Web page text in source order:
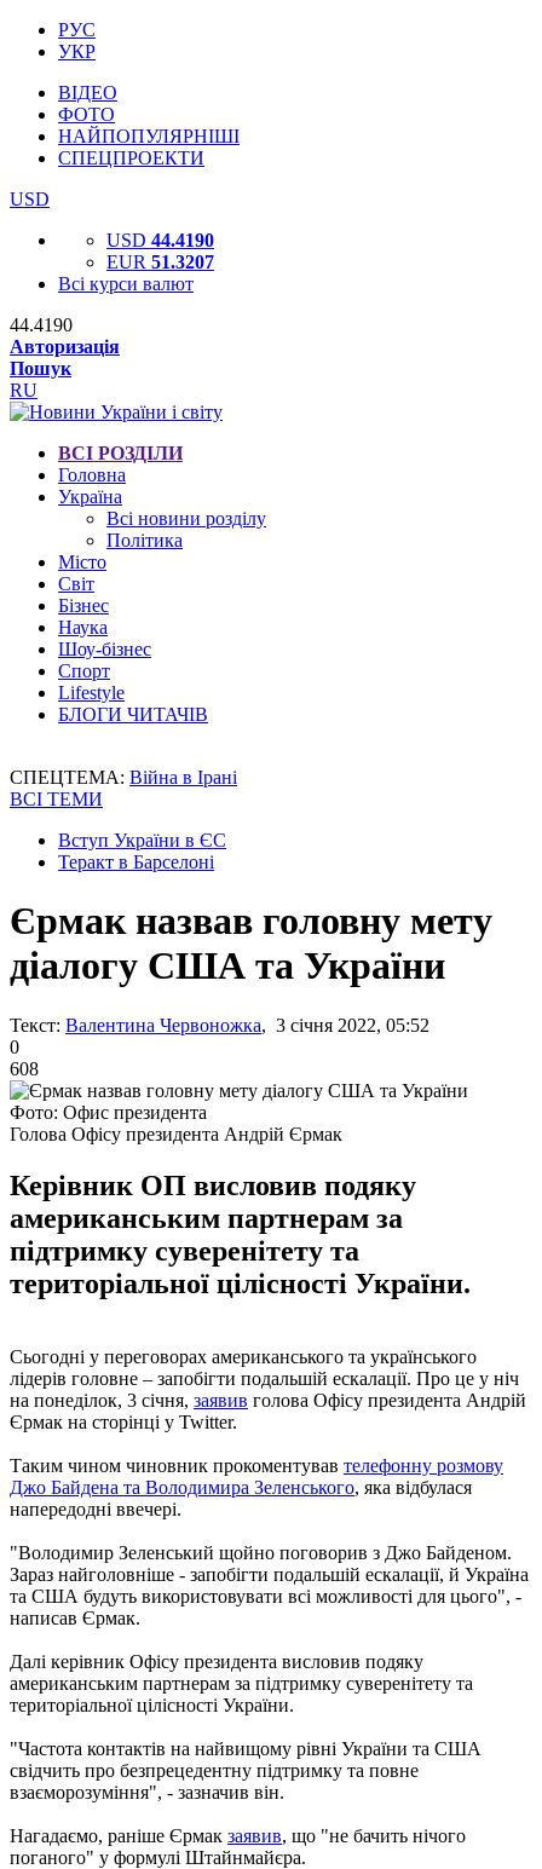
РУС
УКР
ВІДЕО
ФОТО
НАЙПОПУЛЯРНІШІ
СПЕЦПРОЕКТИ
USD
USD 44.4190
EUR 51.3207
Всі курси валют
44.4190
Авторизація
Пошук
RU
ВСІ РОЗДІЛИ
Головна
Україна
Всі новини розділу
Політика
Місто
Світ
Бізнес
Наука
Шоу-бізнес
Спорт
Lifestyle
БЛОГИ ЧИТАЧІВ
СПЕЦТЕМА: Війна в Ірані
ВСІ ТЕМИ
Вступ України в ЄС
Теракт в Барселоні
Єрмак назвав головну мету
діалогу США та України
Текст: Валентина Червоножка, 3 січня 2022, 05:52
0
608
Фото: Офис президента
Голова Офісу президента Андрій Єрмак
Керівник ОП висловив подяку
американським партнерам за
підтримку суверенітету та
територіальної цілісності України.
Сьогодні у переговорах американського та українського
лідерів головне – запобігти подальшій ескалації. Про це у ніч
на понеділок, 3 січня, заявив голова Офісу президента Андрій
Єрмак на сторінці у Twitter.
Таким чином чиновник прокоментував телефонну розмову
Джо Байдена та Володимира Зеленського, яка відбулася
напередодні ввечері.
"Володимир Зеленський щойно поговорив з Джо Байденом.
Зараз найголовніше - запобігти подальшій ескалації, й Україна
та США будуть використовувати всі можливості для цього", -
написав Єрмак.
Далі керівник Офісу президента висловив подяку
американським партнерам за підтримку суверенітету та
територіальної цілісності України.
"Частота контактів на найвищому рівні України та США
свідчить про безпрецедентну підтримку та повне
взаєморозуміння", - зазначив він.
Нагадаємо, раніше Єрмак заявив, що "не бачить нічого
поганого" у формулі Штайнмайєра.